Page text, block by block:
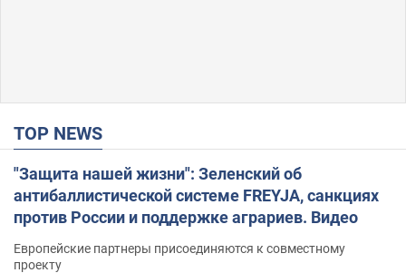
TOP NEWS
"Защита нашей жизни": Зеленский об
антибаллистической системе FREYJA, санкциях
против России и поддержке аграриев. Видео
Европейские партнеры присоединяются к совместному
проекту